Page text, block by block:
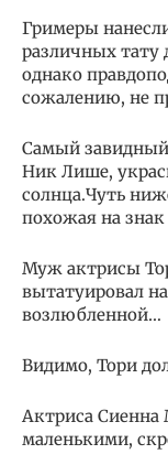
Гримеры
различных тату
однако
сожалению, не
Самый завидный
Ник Лише,
солнца.Чуть
похожая на
Муж актрисы
вытатуировал
возлюбленной…
Видимо, Тори
Актриса Сиенна
маленькими,